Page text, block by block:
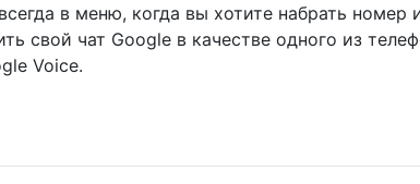
в меню, когда вы хотите набрать номер
свой чат Google в качестве одного из
Voice.